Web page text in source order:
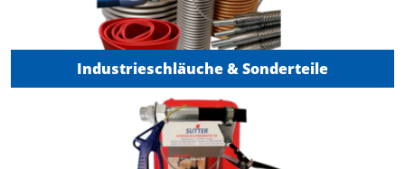
Industrieschläuche & Sonderteile